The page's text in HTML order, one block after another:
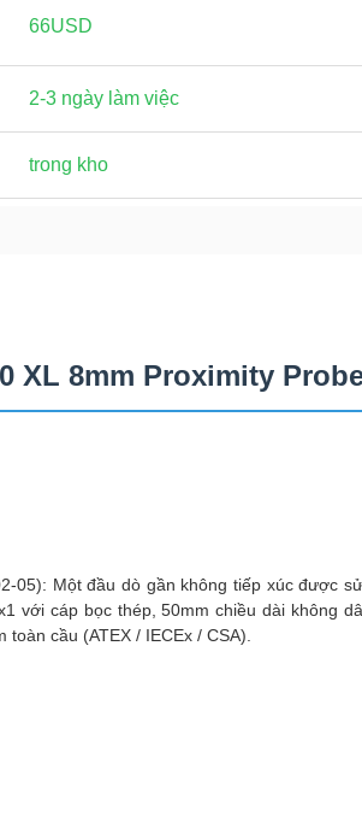
66USD
2-3 ngày làm việc
trong kho
XL 8mm Proximity
05): Một đầu dò gần không tiếp xúc được
với cáp bọc thép, 50mm chiều dài không
cầu (ATEX / IECEx / CSA).